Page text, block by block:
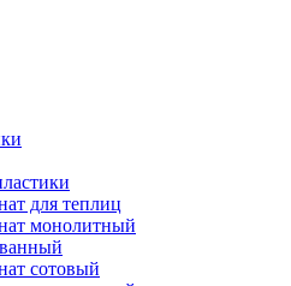
для теплиц
монолитный
сотовый